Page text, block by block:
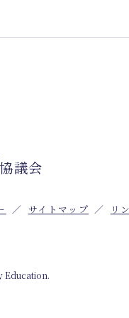
議会
サイトマップ リ
Education.